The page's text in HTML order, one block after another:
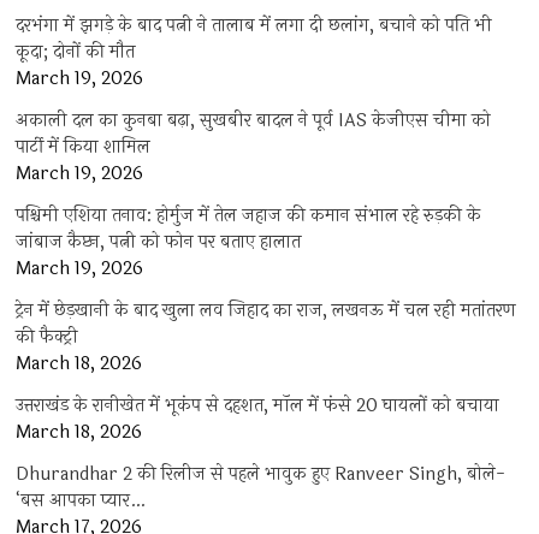
दरभंगा में झगड़े के बाद पत्नी ने तालाब में लगा दी छलांग, बचाने को पति भी
कूदा; दोनों की मौत
March 19, 2026
अकाली दल का कुनबा बढ़ा, सुखबीर बादल ने पूर्व IAS केजीएस चीमा को
पार्टी में किया शामिल
March 19, 2026
पश्चिमी एशिया तनाव: होर्मुज में तेल जहाज की कमान संभाल रहे रुड़की के
जांबाज कैप्टन, पत्नी को फोन पर बताए हालात
March 19, 2026
ट्रेन में छेड़खानी के बाद खुला लव जिहाद का राज, लखनऊ में चल रही मतांतरण
की फैक्ट्री
March 18, 2026
उत्तराखंड के रानीखेत में भूकंप से दहशत, मॉल में फंसे 20 घायलों को बचाया
March 18, 2026
Dhurandhar 2 की रिलीज से पहले भावुक हुए Ranveer Singh, बोले-
‘बस आपका प्यार…
March 17, 2026